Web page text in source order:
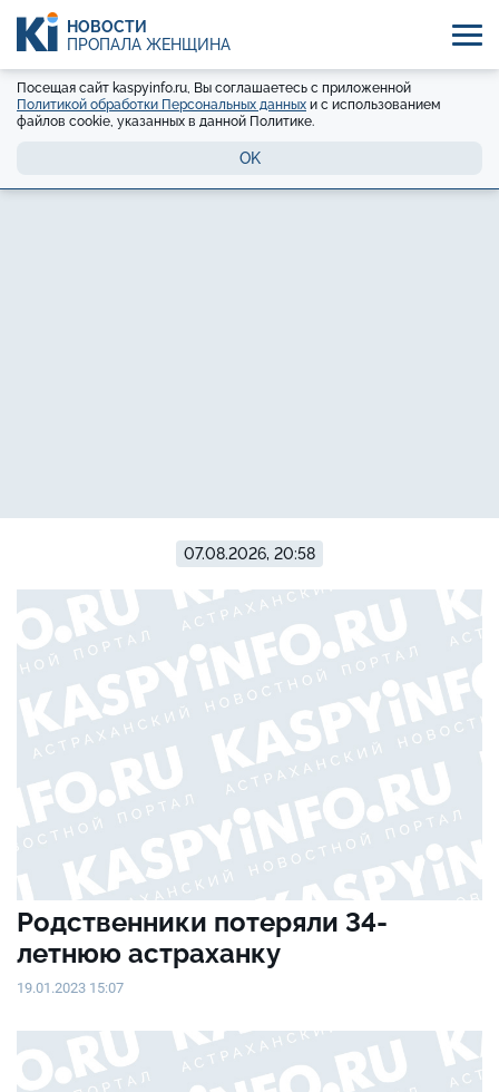
НОВОСТИ
ПРОПАЛА ЖЕНЩИНА
Посещая сайт kaspyinfo.ru, Вы соглашаетесь с приложенной
Политикой обработки Персональных данных и с использованием
файлов cookie, указанных в данной Политике.
OK
07.08.2026, 20:58
Родственники потеряли 34-
летнюю астраханку
19.01.2023 15:07